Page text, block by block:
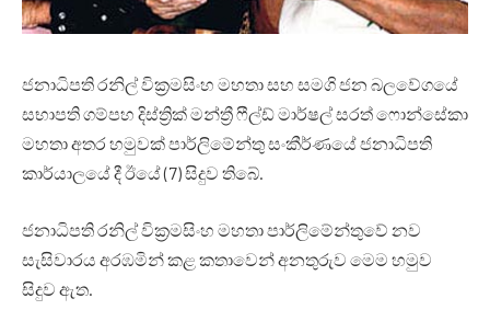
ජනාධිපති රනිල් වික්‍රමසිංහ මහතා සහ සමගි ජන බලවේගයේ
සභාපති ගම්පහ දිස්ත්‍රික් මන්ත්‍රී ෆීල්ඩ් මාර්ෂල් සරත් ෆොන්සේකා
මහතා අතර හමුවක් පාර්ලිමේන්තු සංකීර්ණයේ ජනාධිපති
කාර්යාලයේ දී ඊයේ (7) සිදුව තිබේ.
ජනාධිපති රනිල් වික්‍රමසිංහ මහතා පාර්ලිමේන්තුවේ නව
සැසිවාරය අරඹමින් කළ කතාවෙන් අනතුරුව මෙම හමුව
සිදුව ඇත.